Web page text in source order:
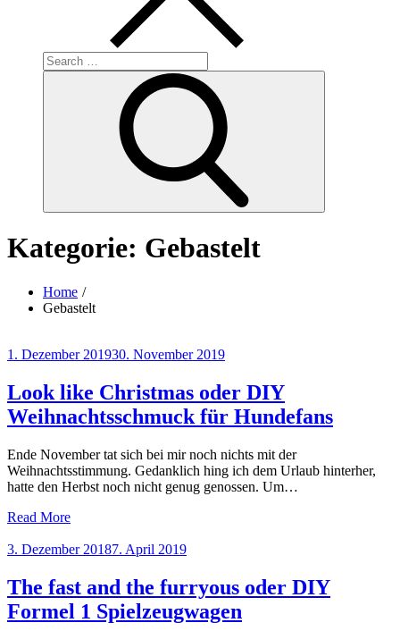
Search
for:
Kategorie: Gebastelt
Home
Gebastelt
Posted
1. Dezember 201930. November 2019
Look like Christmas oder DIY
Weihnachtsschmuck für Hundefans
Ende November tat sich bei mir noch nichts mit der
Weihnachtsstimmung. Gedanklich hing ich dem Urlaub hinterher,
hatte den Herbst noch nicht genug genossen. Um…
Read More
Posted
3. Dezember 20187. April 2019
The fast and the furryous oder DIY
Formel 1 Spielzeugwagen